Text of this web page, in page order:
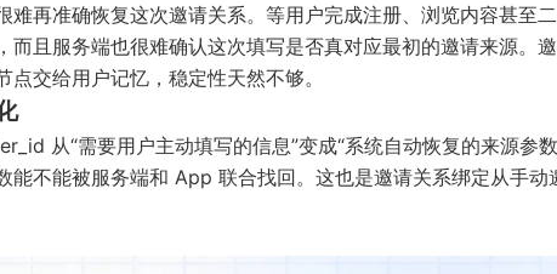
再准确恢复这次邀请关系。等用户完成注册、浏览内容甚至
且服务端也很难确认这次填写是否真对应最初的邀请来源。
交给用户记忆，稳定性天然不够。
从“需要用户主动填写的信息”变成“系统自动恢复的来源参
不能被服务端和 App 联合找回。这也是邀请关系绑定从手动